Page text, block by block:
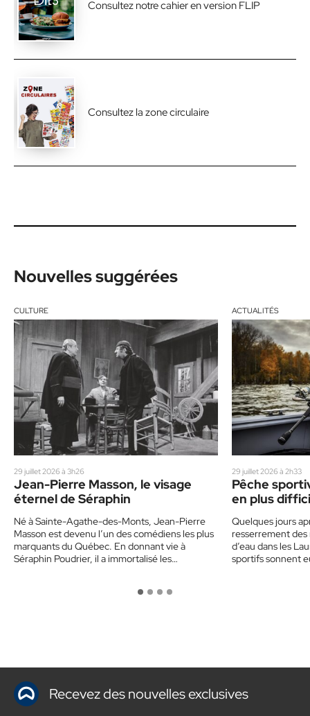
Consultez notre cahier en version FLIP
Consultez la zone circulaire
Nouvelles suggérées
CULTURE
29 juillet 2026 à 3h26
Jean-Pierre Masson, le visage
éternel de Séraphin
Né à Sainte-Agathe-des-Monts, Jean-Pierre
Masson est devenu l’un des comédiens les plus
marquants du Québec. En donnant vie à
Séraphin Poudrier, il a immortalisé les…
ACTUALITÉS
29 juillet 2026 à 2h33
Pêche
en plus
Quelques jours
resserrement des
d’eau dans les
sportifs sonnent
Recevez des nouvelles exclusives